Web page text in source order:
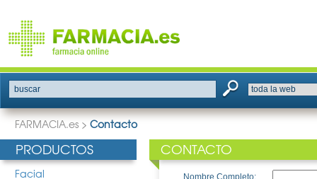
buscar
FARMACIA.es > Contacto
PRODUCTOS
Facial
CONTACTO
Nombre Completo: